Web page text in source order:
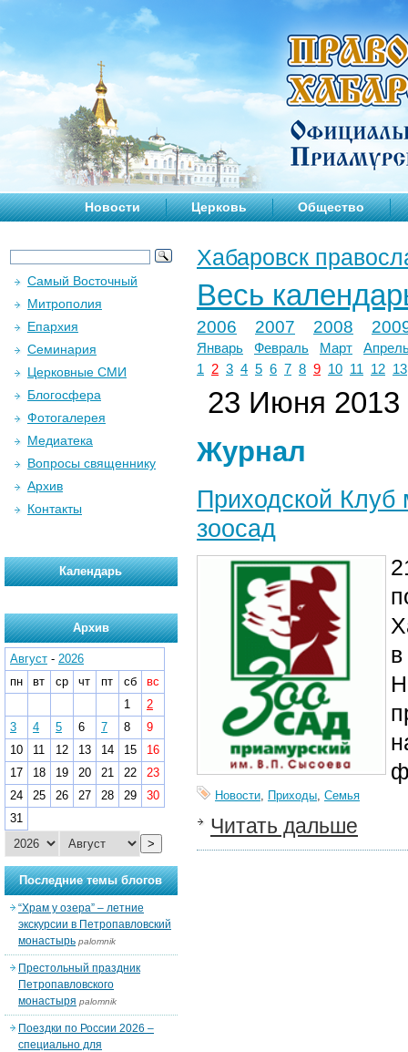
Новости Церковь Общество
Хабаровск
Весь
2006 2007 2008
Январь Февраль Март
1
2 3 4 5 6 7 8 9 10 11 12 13
23 Июня 2013
Журнал
Приходской Клуб
зоосад
Новости, Приходы, Семья
Читать дальше
Самый Восточный
Митрополия
Епархия
Семинария
Церковные СМИ
Блогосфера
Фотогалерея
Медиатека
Вопросы священнику
Архив
Контакты
Календарь
Архив
Август - 2026
пн
вт ср чт пт сб
вс
1
2
3
4 5 6 7 8
9
10
11 12 13 14 15
16
17
18 19 20 21 22
23
24
25 26 27 28 29
30
31
>
Последние темы блогов
“Храм у озера” – летние
экскурсии в Петропавловский
монастырь palomnik
Престольный праздник
Петропавловского
монастыря palomnik
Поездки по России 2026 –
специально для